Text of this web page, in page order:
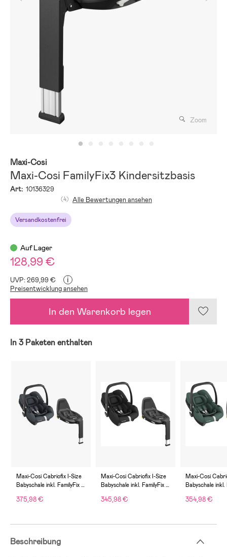
Zoom
Maxi-Cosi
Maxi-Cosi FamilyFix3 Kindersitzbasis
Art: 10136329
Versandkostenfrei
(4) Alle Bewertungen ansehen
Auf Lager
128,99 €
UVP: 269,99 € i
Preisentwicklung ansehen
In den Warenkorb legen
In 3 Paketen enthalten
Maxi-Cosi Cabriofix I-Size
Babyschale inkl. FamilyFix 3
375,98 €
Maxi-Cosi Cabriofix I-Size
Babyschale inkl. FamilyFix 3
345,98 €
Maxi-Cosi
Babyschale inkl.
354,98 €
Beschreibung